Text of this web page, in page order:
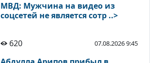
МВД: Мужчина на видео из
соцсетей не является сотр ..>
620 07.08.2026 9:45